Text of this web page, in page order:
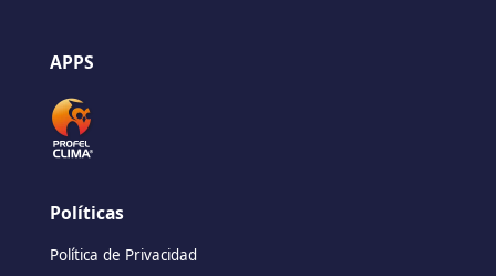
APPS
Políticas
Política de Privacidad